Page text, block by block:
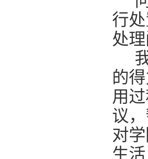
行
处
的
用
议
对
生